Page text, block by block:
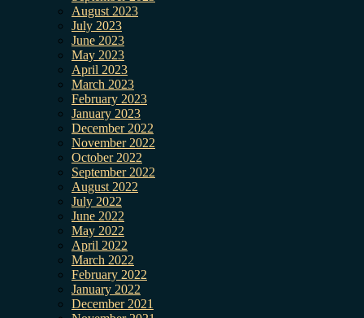
August 2023
July 2023
June 2023
May 2023
April 2023
March 2023
February 2023
January 2023
December 2022
November 2022
October 2022
September 2022
August 2022
July 2022
June 2022
May 2022
April 2022
March 2022
February 2022
January 2022
December 2021